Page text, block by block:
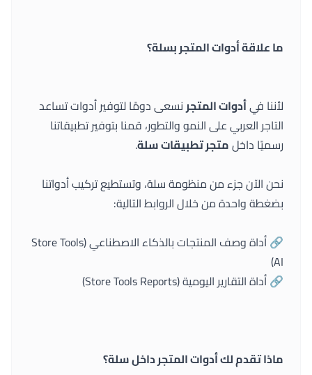
ما علاقة أدوات المتجر بسلة؟
لأننا فيأدوات المتجرنسعى دومًا لتوفير أدوات تساعد
التاجر العربي على النمو والتطور، قمنا بتوفير تطبيقاتنا
رسميًا داخلمتجر تطبيقات سلة.
نحن الآن جزء من منظومة سلة، وتستطيع تركيب أدواتنا
بضغطة واحدة من خلال الروابط التالية:
🔗
أداة وصف المنتجات بالذكاء الاصطناعي (Store Tools
AI)
🔗أداة التقارير اليومية (Store Tools Reports)
ماذا تقدم لك أدوات المتجر داخل سلة؟